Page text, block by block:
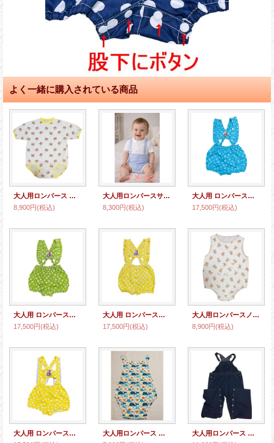
よく一緒に購入されている商品
大人用ロンパース クマさんと星柄 半袖
8,900円(税込)
大人用ロンパースサロペット風えり付き
8,300円(税込)
大人用 ロンパース爽やかくまさん＊スカイドットサロペット/水色
17,500円(税込)
大人用 ロンパースくまさんとお散歩♪ドットサロペットロンパース/黄緑
17,500円(税込)
大人用 ロンパースサロペット 水玉/黄色/Bサイズ
17,500円(税込)
大人用ロンパースノースリーブくま柄パイル
8,900円(税込)
大人用 ロンパースサロペット 水玉/黄色/リボン付き/股下ボタンなし
大人用ロンパース サロペットクジラさん柄（在庫Sのみ）
大人用ロンパース サロペットデニムロングタイプ